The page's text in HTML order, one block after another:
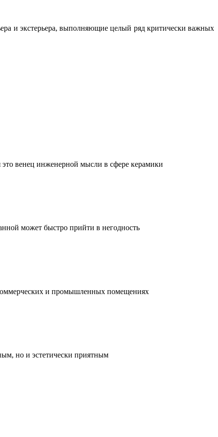
и экстерьера, выполняющие целый ряд критически важных
венец инженерной мысли в сфере керамики
может быстро прийти в негодность
и промышленных помещениях
но и эстетически приятным